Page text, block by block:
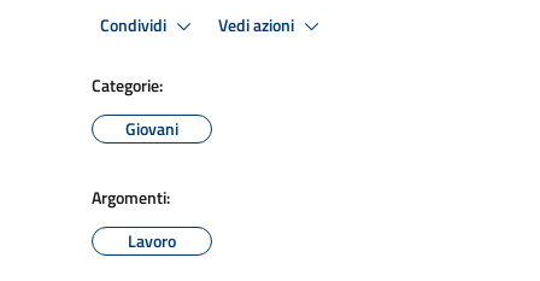
Condividi Vedi azioni
Categorie:
Giovani
Argomenti:
Lavoro